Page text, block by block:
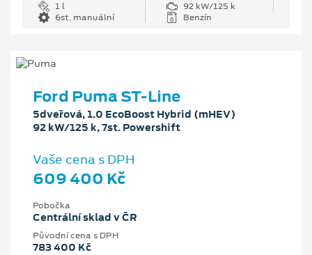
1 l
92 kW/125 k
6st. manuální
Benzín
Ford Puma ST-Line
5dveřová, 1.0 EcoBoost Hybrid (mHEV)
92 kW/125 k, 7st. Powershift
Vaše cena s DPH
609 400 Kč
Pobočka
Centrální sklad v ČR
Původní cena s DPH
783 400 Kč